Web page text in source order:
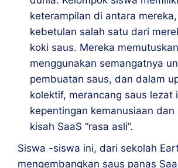
keterampilan di antara
kebetulan salah satu dari
koki saus. Mereka
menggunakan semangatnya
pembuatan saus, dan dalam
kolektif, merancang saus lezat
kepentingan kemanusiaan dan
kisah SaaS “rasa asli”.
Siswa -siswa ini, dari sekolah
mengembangkan saus panas